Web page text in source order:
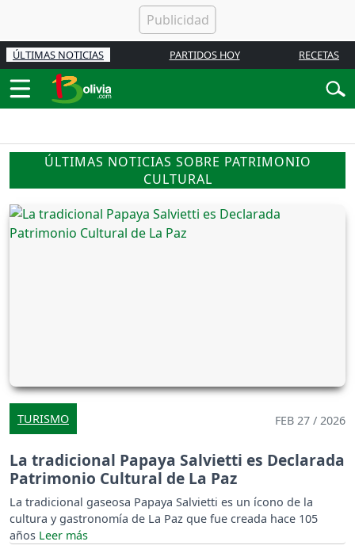
ÚLTIMAS NOTICIAS PARTIDOS HOY RECETAS
ÚLTIMAS NOTICIAS SOBRE PATRIMONIO
CULTURAL
TURISMO FEB 27 / 2026
La tradicional Papaya Salvietti es Declarada
Patrimonio Cultural de La Paz
La tradicional gaseosa Papaya Salvietti es un ícono de la
cultura y gastronomía de La Paz que fue creada hace 105
años